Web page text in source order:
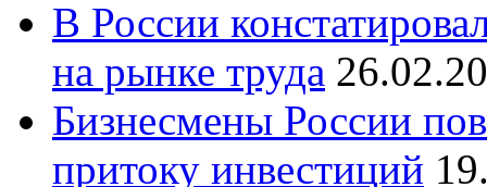
В России
на рынке труда
Бизнесмены России
притоку инвестиций